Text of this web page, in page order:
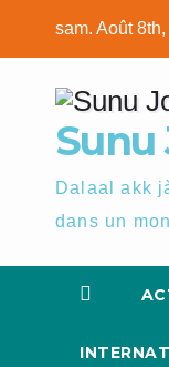
sam. Août
Sunu
Dalaal akk
dans un